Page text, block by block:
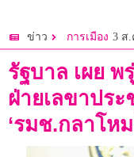
ข่าว การเมือง 3 ส.
รัฐบาล เผย พ
ฝ่ายเลขาปร
‘รมช.กลาโห